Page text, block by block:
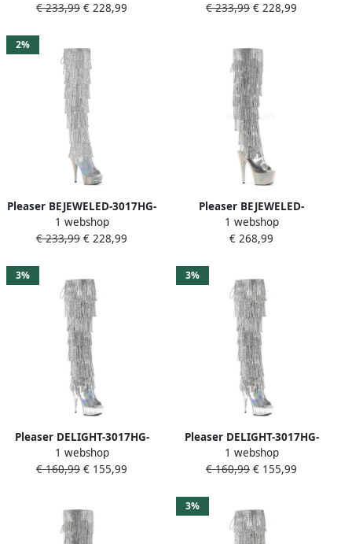
Laarzen 36 Shoes
€ 233,99 € 228,99
Laarzen 40 Shoes
€ 233,99 € 228,99
2%
Pleaser BEJEWELED-3017HG-
RSF Plateau overknee
Laarzen 37 Shoes
1 webshop
€ 233,99 € 228,99
Pleaser BEJEWELED-
3019RSF-7 Plateau Overknee
Laarzen 41 Shoes
1 webshop
€ 268,99
3%
Pleaser DELIGHT-3017HG-
RSF Plateau overknee
Laarzen 38 Shoes
1 webshop
€ 160,99 € 155,99
3%
Pleaser DELIGHT-3017HG-
RSF Plateau overknee
Laarzen 37 Shoes
1 webshop
€ 160,99 € 155,99
3%